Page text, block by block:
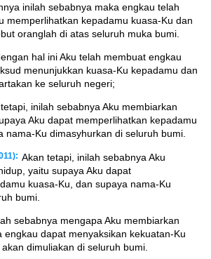
inilah sebabnya maka engkau telah
memperlihatkan kepadamu kuasa-Ku dan
oranglah di atas seluruh muka bumi.
hal ini Aku telah membuat engkau
menunjukkan kuasa-Ku kepadamu dan
ke seluruh negeri;
inilah sebabnya Aku membiarkan
Aku dapat memperlihatkan kepadamu
nama-Ku dimasyhurkan di seluruh bumi.
Akan tetapi, inilah sebabnya Aku
yaitu supaya Aku dapat
kuasa-Ku, dan supaya nama-Ku
bumi.
sebabnya mengapa Aku membiarkan
engkau dapat menyaksikan kekuatan-Ku
dimuliakan di seluruh bumi.